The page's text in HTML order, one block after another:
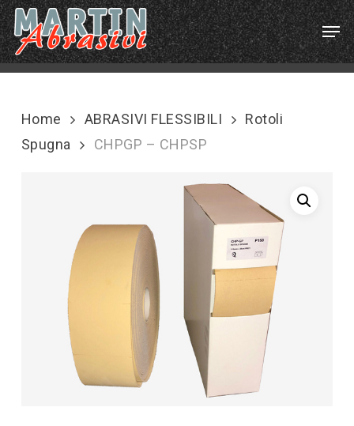
Skip
to
main
content
Home ABRASIVI FLESSIBILI
Rotoli
Spugna
CHPGP – CHPSP
Menu